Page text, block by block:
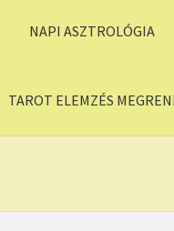
NAPI ASZTROLÓGIA
TAROT ELEMZÉS